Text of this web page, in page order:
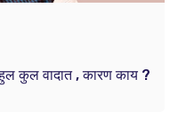
कुल वादात , कारण काय ?